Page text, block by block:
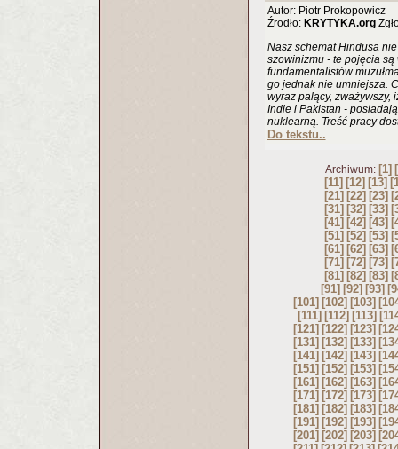
Autor: Piotr Prokopowicz
Źrodło: KRYTYKA.org
Nasz schemat Hindusa
szowinizmu - te pojęcia
fundamentalistów
go jednak nie umniejsza.
wyraz palący, zważywszy,
Indie i Pakistan -
nuklearną. Treść pracy
Do tekstu..
Archiwum: [1]
[11] [12] [13]
[21] [22] [23]
[31] [32] [33]
[41] [42] [43]
[51] [52] [53]
[61] [62] [63]
[71] [72] [73]
[81] [82] [83]
[91] [92] [93]
[101] [102] [103]
[111] [112] [113]
[121] [122] [123]
[131] [132] [133]
[141] [142] [143]
[151] [152] [153]
[161] [162] [163]
[171] [172] [173]
[181] [182] [183]
[191] [192] [193]
[201] [202] [203]